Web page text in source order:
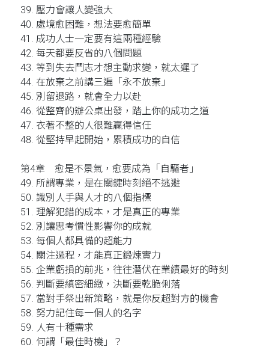
39. 壓力會讓人變強大
40. 處境愈困難，想法要愈簡單
41. 成功人士一定要有這兩種經驗
42. 每天都要反省的八個問題
43. 等到失去鬥志才想主動求變，就太遲了
44. 在放棄之前講三遍「永不放棄」
45. 別留退路，就會全力以赴
46. 從整齊的辦公桌出發，踏上你的成功之道
47. 衣著不整的人很難贏得信任
48. 從堅持早起開始，累積成功的自信
第4章 愈是不景氣，愈要成為「自驅者」
49. 所謂專業，是在關鍵時刻絕不逃避
50. 識別人手與人才的八個指標
51. 理解犯錯的成本，才是真正的專業
52. 別讓思考慣性影響你的成就
53. 每個人都具備的超能力
54. 關注過程，才能真正鍛煉實力
55. 企業虧損的前兆，往往潛伏在業績最好的時刻
56. 判斷要縝密細緻，決斷要乾脆俐落
57. 當對手祭出新策略，就是你反超對方的機會
58. 努力記住每一個人的名字
59. 人有十種需求
60. 何謂「最佳時機」？